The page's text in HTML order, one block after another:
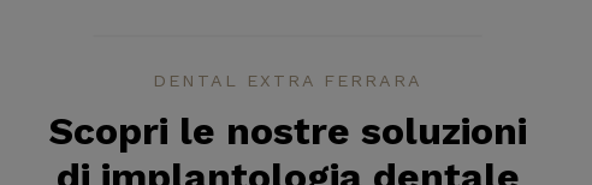
DENTAL EXTRA FERRARA
Scopri le nostre soluzioni